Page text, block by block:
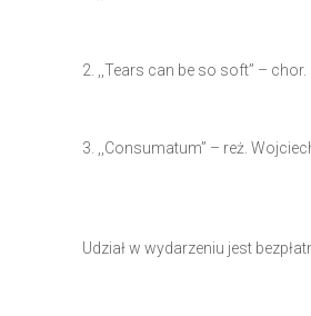
2. ,,Tears can be so soft” –
3. ,,Consumatum” – reż.
Udział w wydarzeniu jest